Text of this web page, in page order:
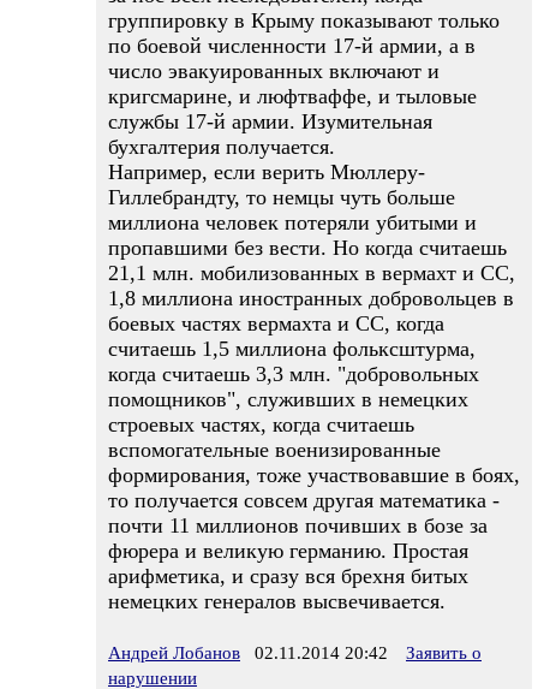
группировку в Крыму показывают только
по боевой численности 17-й армии, а в
число эвакуированных включают и
кригсмарине, и люфтваффе, и тыловые
службы 17-й армии. Изумительная
бухгалтерия получается.
Например, если верить Мюллеру-
Гиллебрандту, то немцы чуть больше
миллиона человек потеряли убитыми и
пропавшими без вести. Но когда считаешь
21,1 млн. мобилизованных в вермахт и СС,
1,8 миллиона иностранных добровольцев в
боевых частях вермахта и СС, когда
считаешь 1,5 миллиона фольксштурма,
когда считаешь 3,3 млн. "добровольных
помощников", служивших в немецких
строевых частях, когда считаешь
вспомогательные военизированные
формирования, тоже участвовавшие в боях,
то получается совсем другая математика -
почти 11 миллионов почивших в бозе за
фюрера и великую германию. Простая
арифметика, и сразу вся брехня битых
немецких генералов высвечивается.
Андрей Лобанов 02.11.2014 20:42
Заявить о
нарушении